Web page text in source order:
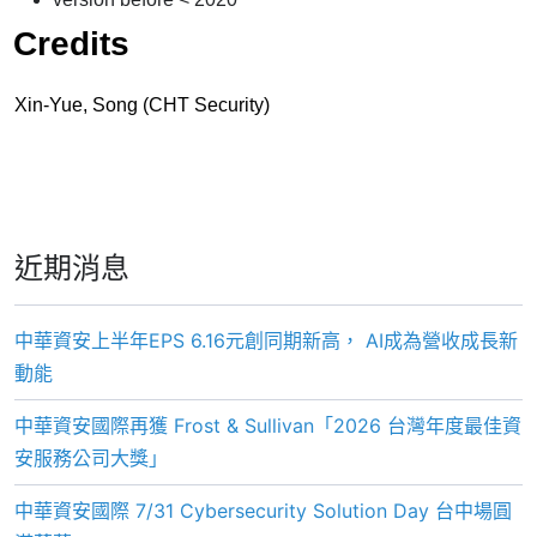
Credits
Xin-Yue, Song (CHT Security)
近期消息
中華資安上半年EPS 6.16元創同期新高， AI成為營收成長新
動能
中華資安國際再獲 Frost & Sullivan「2026 台灣年度最佳資
安服務公司大獎」
中華資安國際 7/31 Cybersecurity Solution Day 台中場圓